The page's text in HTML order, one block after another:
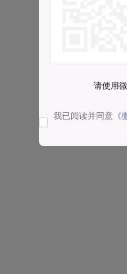
请使用
我已阅读并同意